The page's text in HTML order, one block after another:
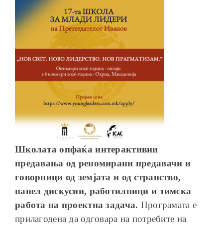
Школата опфаќа интерактивни
предавања од реномирани предавачи и
говорници од земјата и од странство,
панел дискусии, работилници и тимска
работа на проектна задача. Програмата е
прилагодена да одговара на потребите на